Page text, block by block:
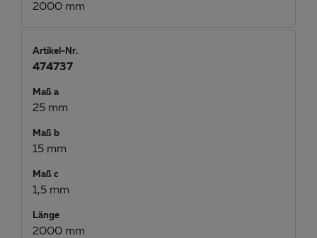
2000 mm
Artikel-Nr.
474737
Maß a
25 mm
Maß b
15 mm
Maß c
1,5 mm
Länge
2000 mm